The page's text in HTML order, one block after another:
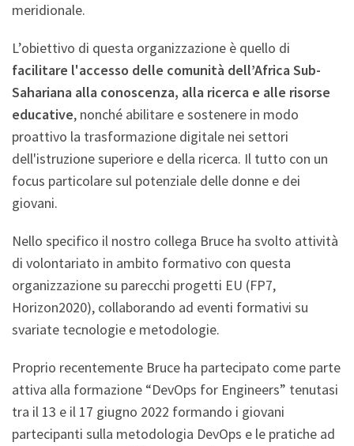
meridionale.
L’obiettivo di questa organizzazione è quello di
facilitare l'accesso delle comunità dell’Africa Sub-
Sahariana alla conoscenza, alla ricerca e alle risorse
educative, nonché abilitare e sostenere in modo
proattivo la trasformazione digitale nei settori
dell'istruzione superiore e della ricerca. Il tutto con un
focus particolare sul potenziale delle donne e dei
giovani.
Nello specifico il nostro collega Bruce ha svolto attività
di volontariato in ambito formativo con questa
organizzazione su parecchi progetti EU (FP7,
Horizon2020), collaborando ad eventi formativi su
svariate tecnologie e metodologie.
Proprio recentemente Bruce ha partecipato come parte
attiva alla formazione “DevOps for Engineers” tenutasi
tra il 13 e il 17 giugno 2022 formando i giovani
partecipanti sulla metodologia DevOps e le pratiche ad